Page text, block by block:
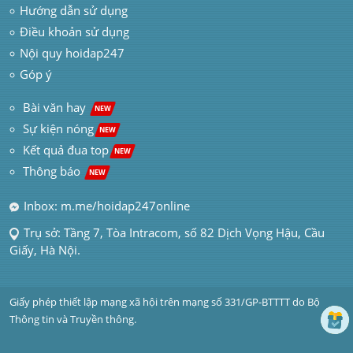
Hướng dẫn sử dụng
Điều khoản sử dụng
Nội quy hoidap247
Góp ý
Bài văn hay NEW
Sự kiện nóng NEW
Kết quả đua top NEW
Thông báo NEW
Inbox: m.me/hoidap247online
Trụ sở: Tầng 7, Tòa Intracom, số 82 Dịch Vọng Hậu, Cầu
Giấy, Hà Nội.
Giấy phép thiết lập mạng xã hội trên mạng số 331/GP-BTTTT do Bộ
Thông tin và Truyền thông.